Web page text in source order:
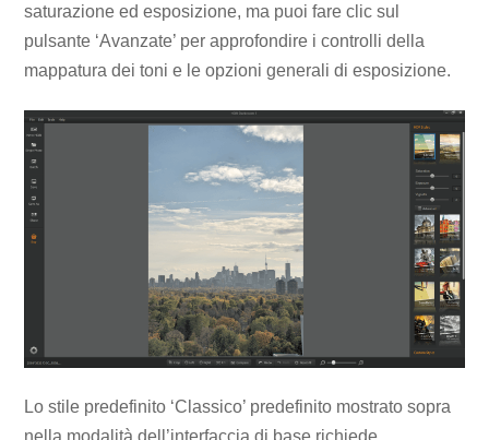
saturazione ed esposizione, ma puoi fare clic sul
pulsante ‘Avanzate’ per approfondire i controlli della
mappatura dei toni e le opzioni generali di esposizione.
Lo stile predefinito ‘Classico’ predefinito mostrato sopra